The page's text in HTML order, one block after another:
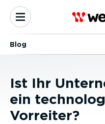
Blog
Ist Ihr
ein
Vorreiter?